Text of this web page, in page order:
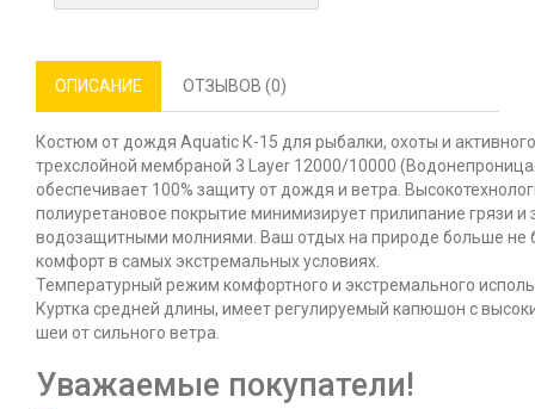
ОПИСАНИЕ ОТЗЫВОВ (0)
Костюм от дождя Aquatic К-15 для рыбалки, охоты и
трехслойной мембраной 3 Layer 12000/10000
обеспечивает 100% защиту от дождя и ветра.
полиуретановое покрытие минимизирует прилипание
водозащитными молниями. Ваш отдых на природе больше не
комфорт в самых экстремальных условиях.
Температурный режим комфортного и экстремального
Куртка средней длины, имеет регулируемый капюшон с
шеи от сильного ветра.
Уважаемые покупатели!